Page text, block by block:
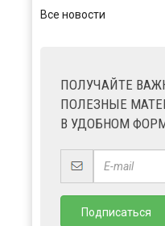
Все новости
ПОЛУЧАЙТЕ
ПОЛЕЗНЫЕ
В УДОБНОМ